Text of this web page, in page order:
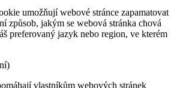
umožňují webové stránce zapamatovat
způsob, jakým se webová stránka chová
preferovaný jazyk nebo region, ve kterém
vlastníkům webových stránek